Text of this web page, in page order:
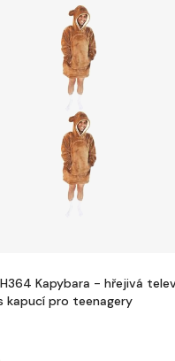
Kapybara - hřejivá
kapucí pro teenagery